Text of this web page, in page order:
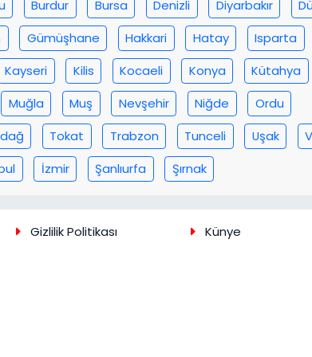
Burdur Bursa Denizli Diyarbakır
Gümüşhane Hakkari Hatay
Isparta
Kayseri Kilis Kocaeli Konya
Kütahya
Muğla Muş Nevşehir Niğde
Ordu
Tokat Trabzon Tunceli Uşak
İzmir Şanlıurfa Şırnak
Gizlilik Politikası Künye